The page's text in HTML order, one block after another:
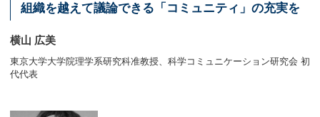
組織を越えて議論できる「コミュニティ」の充実を
横山 広美
東京大学大学院理学系研究科准教授、科学コミュニケーション研究会 初
代代表